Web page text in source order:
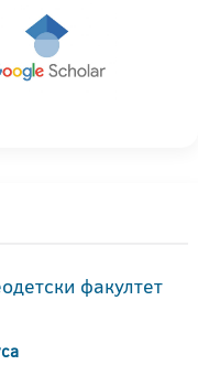
факултет